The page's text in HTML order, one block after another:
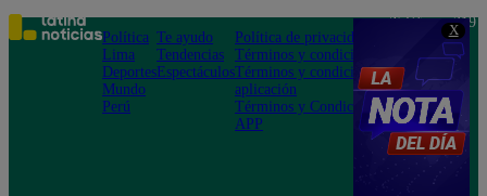
X
en la fecha 4
Política
Lima
Deportes
Mundo
Perú
Te ayudo
Tendencias
Espectáculos
Política de privacidad
Términos y condiciones
Términos y condiciones
aplicación
Términos y Condiciones
APP
Teléfono: 219
Av. San
Felipe 968
Jesús María